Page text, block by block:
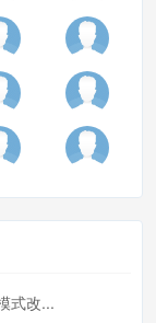
式改...